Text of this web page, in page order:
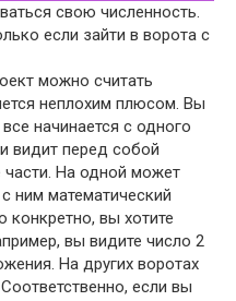
свою численность.
если зайти в ворота с
можно считать
неплохим плюсом. Вы
начинается с одного
видит перед собой
На одной может
ним математический
конкретно, вы хотите
вы видите число 2
На других воротах
если вы